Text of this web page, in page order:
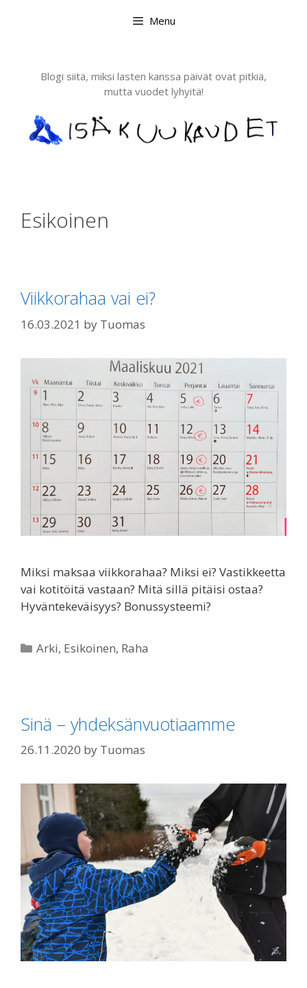
Menu
Blogi siitä, miksi lasten kanssa päivät ovat pitkiä,
mutta vuodet lyhyitä!
Esikoinen
Viikkorahaa vai ei?
16.03.2021 by Tuomas
Miksi maksaa viikkorahaa? Miksi ei? Vastikkeetta
vai kotitöitä vastaan? Mitä sillä pitäisi ostaa?
Hyväntekeväisyys? Bonussysteemi?
Categories
Arki, Esikoinen, Raha
Sinä – yhdeksänvuotiaamme
26.11.2020 by Tuomas